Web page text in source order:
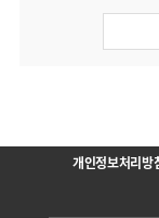
개인정보처리방